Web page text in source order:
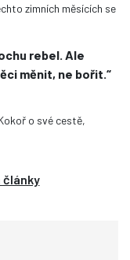
zimních měsících se
rebel. Ale
měnit, ne bořit.“
o své cestě,
články